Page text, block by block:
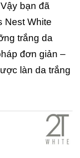
bạn đã
Nest White
trắng da
đơn giản –
làn da trắng